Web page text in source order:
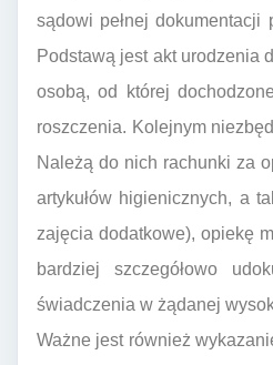
sądowi pełnej
Podstawą jest akt urodzenia
osobą, od której
roszczenia. Kolejnym
Należą do nich rachunki za
artykułów higienicznych, a
zajęcia dodatkowe), opiekę
bardziej szczegółowo
świadczenia w żądanej
Ważne jest również